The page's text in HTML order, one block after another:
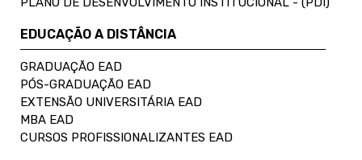
EDUCAÇÃO A DISTÂNCIA
GRADUAÇÃO EAD
PÓS-GRADUAÇÃO EAD
EXTENSÃO UNIVERSITÁRIA EAD
MBA EAD
CURSOS PROFISSIONALIZANTES EAD